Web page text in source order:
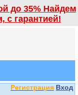
до 35% Найдем
с гарантией!
Регистрация Вход